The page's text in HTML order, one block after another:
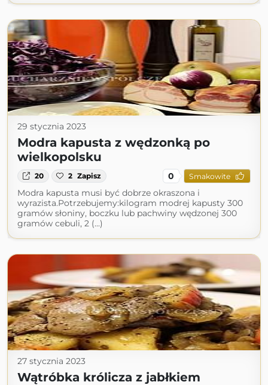
29 stycznia 2023
Modra kapusta z wędzonką po
wielkopolsku
20 2 Zapisz 0 Smakowite
Modra kapusta musi być dobrze okraszona i
wyrazista.Potrzebujemy:kilogram modrej kapusty 300
gramów słoniny, boczku lub pachwiny wędzonej 300
gramów cebuli, 2 (...)
27 stycznia 2023
Wątróbka królicza z jabłkiem